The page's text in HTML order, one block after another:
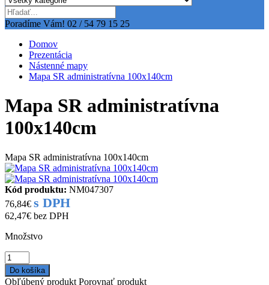
Poradíme Vám! 02 / 54 79 15 25
Domov
Prezentácia
Nástenné mapy
Mapa SR administratívna 100x140cm
Mapa SR administratívna
100x140cm
Mapa SR administratívna 100x140cm
Kód produktu: NM047307
76,84€ s DPH
62,47€ bez DPH
Množstvo
Obľúbený produkt Porovnať produkt